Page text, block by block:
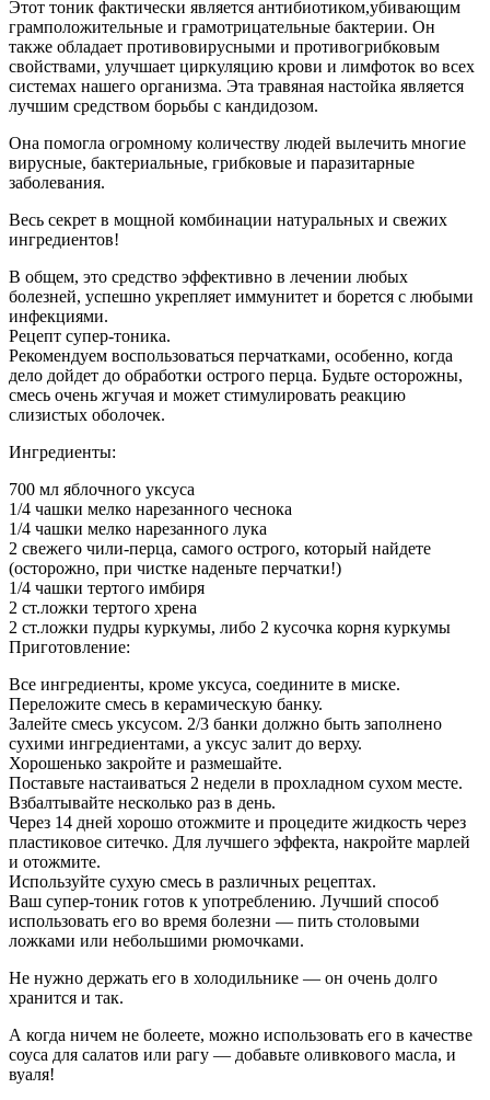
Этот тоник фактически является антибиотиком,убивающим
грамположительные и грамотрицательные бактерии. Он
также обладает противовирусными и противогрибковым
свойствами, улучшает циркуляцию крови и лимфоток во всех
системах нашего организма. Эта травяная настойка является
лучшим средством борьбы с кандидозом.
Она помогла огромному количеству людей вылечить многие
вирусные, бактериальные, грибковые и паразитарные
заболевания.
Весь секрет в мощной комбинации натуральных и свежих
ингредиентов!
В общем, это средство эффективно в лечении любых
болезней, успешно укрепляет иммунитет и борется с любыми
инфекциями.
Рецепт супер-тоника.
Рекомендуем воспользоваться перчатками, особенно, когда
дело дойдет до обработки острого перца. Будьте осторожны,
смесь очень жгучая и может стимулировать реакцию
слизистых оболочек.
Ингредиенты:
700 мл яблочного уксуса
1/4 чашки мелко нарезанного чеснока
1/4 чашки мелко нарезанного лука
2 свежего чили-перца, самого острого, который найдете
(осторожно, при чистке наденьте перчатки!)
1/4 чашки тертого имбиря
2 ст.ложки тертого хрена
2 ст.ложки пудры куркумы, либо 2 кусочка корня куркумы
Приготовление:
Все ингредиенты, кроме уксуса, соедините в миске.
Переложите смесь в керамическую банку.
Залейте смесь уксусом. 2/3 банки должно быть заполнено
сухими ингредиентами, а уксус залит до верху.
Хорошенько закройте и размешайте.
Поставьте настаиваться 2 недели в прохладном сухом месте.
Взбалтывайте несколько раз в день.
Через 14 дней хорошо отожмите и процедите жидкость через
пластиковое ситечко. Для лучшего эффекта, накройте марлей
и отожмите.
Используйте сухую смесь в различных рецептах.
Ваш супер-тоник готов к употреблению. Лучший способ
использовать его во время болезни — пить столовыми
ложками или небольшими рюмочками.
Не нужно держать его в холодильнике — он очень долго
хранится и так.
А когда ничем не болеете, можно использовать его в качестве
соуса для салатов или рагу — добавьте оливкового масла, и
вуаля!